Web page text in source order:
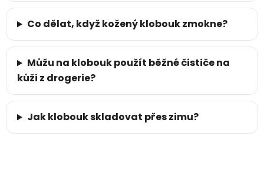
Co dělat, když kožený klobouk zmokne?
Můžu na klobouk použít běžné čističe na
kůži z drogerie?
Jak klobouk skladovat přes zimu?